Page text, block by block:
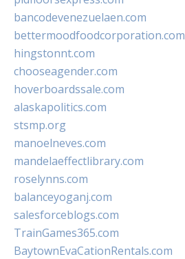
bancodevenezuelaen.com
bettermoodfoodcorporation.com
hingstonnt.com
chooseagender.com
hoverboardssale.com
alaskapolitics.com
stsmp.org
manoelneves.com
mandelaeffectlibrary.com
roselynns.com
balanceyoganj.com
salesforceblogs.com
TrainGames365.com
BaytownEvaCationRentals.com